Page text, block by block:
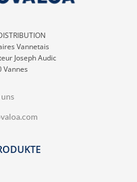
Vannetais
Joseph Audic
Vannes